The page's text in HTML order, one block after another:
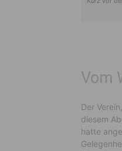
Vom
Der
diesem
hatte